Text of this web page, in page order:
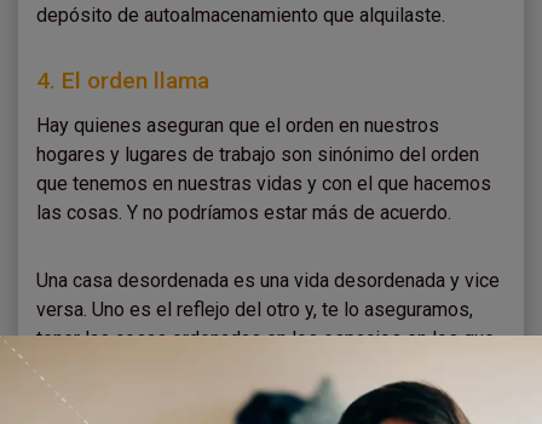
depósito de autoalmacenamiento que alquilaste.
4. El orden llama
Hay quienes aseguran que el orden en nuestros
hogares y lugares de trabajo son sinónimo del orden
que tenemos en nuestras vidas y con el que hacemos
las cosas. Y no podríamos estar más de acuerdo.
Una casa desordenada es una vida desordenada y vice
versa. Uno es el reflejo del otro y, te lo aseguramos,
tener las cosas ordenadas en los espacios en los que
nos sentimos. Aunque no quieras reconocerlo.